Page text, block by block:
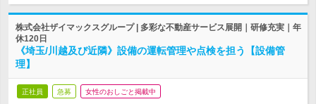
株式会社ザイマックスグループ | 多彩な不動産サービス展開｜研修充実｜年
休120日
《埼玉/川越及び近隣》設備の運転管理や点検を担う【設備管
理】
正社員 急募 女性のおしごと掲載中